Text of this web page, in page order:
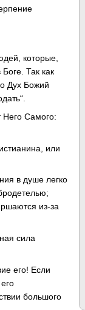
которые,
Так как
Дух Божий
Него Самого:
или
в душе легко
из-за
сила
его! Если
большого